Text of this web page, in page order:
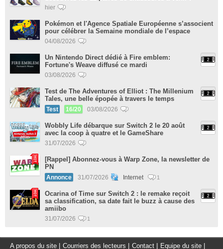
hier
Pokémon et l'Agence Spatiale Européenne s’associent
pour célébrer la Semaine mondiale de l’espace
04/08/2026
Un Nintendo Direct dédié à Fire emblem:
Fortune's Weave diffusé ce mardi
03/08/2026
Test de The Adventures of Elliot : The Millenium
Tales, une belle épopée à travers le temps
Test 16/20 03/08/2026
Wobbly Life débarque sur Switch 2 le 20 août
avec la coop à quatre et le GameShare
31/07/2026
[Rappel] Abonnez-vous à Warp Zone, la newsletter de
PN
Annonce 31/07/2026 Internet 1
Ocarina of Time sur Switch 2 : le remake reçoit
sa classification, sa date fait le buzz à cause des
amiibo
31/07/2026 1
A propos du site Courriers des lecteurs Contact Equipe du site